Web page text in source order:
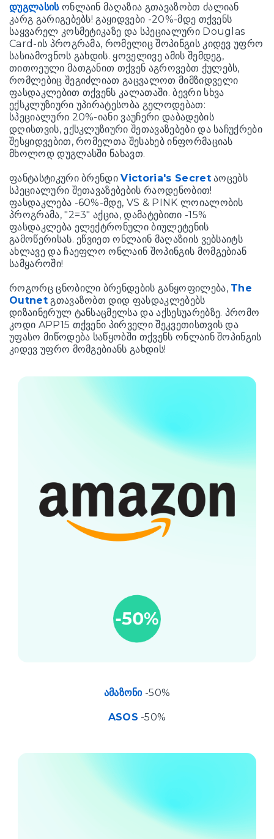
დუგლასისონლაინ მაღაზია გთავაზობთ ძალიან
კარგ გარიგებებს! გაყიდვები -20%-მდე თქვენს
საყვარელ კოსმეტიკაზე და სპეციალური Douglas
Card-ის პროგრამა, რომელიც შოპინგის კიდევ უფრო
სასიამოვნოს გახდის. ყოველივე ამის შემდეგ,
თითოეული მათგანით თქვენ აგროვებთ ქულებს,
რომლებიც შეგიძლიათ გაცვალოთ მიმზიდველი
ფასდაკლებით თქვენს კალათაში. ბევრი სხვა
ექსკლუზიური უპირატესობა გელოდებათ:
სპეციალური 20%-იანი ვაუჩერი დაბადების
დღისთვის, ექსკლუზიური შეთავაზებები და საჩუქრები
შესყიდვებით, რომელთა შესახებ ინფორმაციას
მხოლოდ დუგლასში ნახავთ.
ფანტასტიკური ბრენდიVictoria's Secretაოცებს
სპეციალური შეთავაზებების რაოდენობით!
ფასდაკლება -60%-მდე, VS & PINK ლოიალობის
პროგრამა, "2=3" აქცია, დამატებითი -15%
ფასდაკლება ელექტრონული ბიულეტენის
გამოწერისას. ეწვიეთ ონლაინ მაღაზიის ვებსაიტს
ახლავე და ჩაეფლო ონლაინ შოპინგის მომგებიან
სამყაროში!
როგორც ცნობილი ბრენდების განყოფილება, The
Outnetგთავაზობთ დიდ ფასდაკლებებს
დიზაინერულ ტანსაცმელსა და აქსესუარებზე. პრომო
კოდი APP15 თქვენი პირველი შეკვეთისთვის და
უფასო მიწოდება საწყობში თქვენს ონლაინ შოპინგის
კიდევ უფრო მომგებიანს გახდის!
ამაზონი-50%
ASOS -50%